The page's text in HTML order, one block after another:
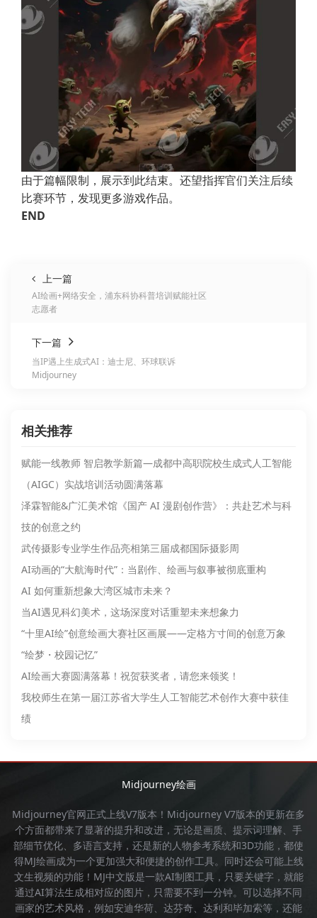
由于篇幅限制，展示到此结束。还望指挥官们关注后续
比赛环节，发现更多游戏作品。
END
上一篇
AI绘画+网络安全，浦东科协科普培训赋能社区
志愿者
下一篇
当IP遇上生成式AI：迪士尼、环球联诉
Midjourney
相关推荐
赋能一线教师 智启教学新篇—成都中高职院校生成式人工智能
（AIGC）实战培训活动圆满落幕
泽霖智能&广汇美术馆《国产 AI 漫剧创作营》：共赴艺术与科
技的创意之约
武传摄影专业学生作品亮相第三届成都国际摄影周
AI动画的“大航海时代”：当剧作、绘画与叙事被彻底重构
AI 如何重新想象大湾区城市未来？
当AI遇见科幻美术，这场深度对话重塑未来想象力
“十里AI绘”创意绘画大赛社区画展——定格方寸间的创意万象
“绘梦・校园记忆”
AI绘画大赛圆满落幕！祝贺获奖者，请您来领奖！
我校师生在第一届江苏省大学生人工智能艺术创作大赛中获佳
绩
Midjourney绘画
Midjourney官网正式上线V7版本！ Midjourney V7版本的更新在多
个方面都带来了显著的提升和改进，无论是画质、提示词理解、手
部细节优化、多语言支持，还是新的人物参考系统和3D功能，都使
得MJ绘画成为一个更加强大和便捷的创作工具。同时还会可能上线
文生视频的功能！ MJ中文版是一款AI制图工具，只要关键字，就能
通过AI算法生成相对应的图片，只需要不到一分钟。可以选择不同
画家的艺术风格，例如安迪华荷、达芬奇、达利和毕加索等，还能